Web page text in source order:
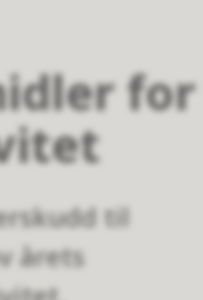
for
til
årets